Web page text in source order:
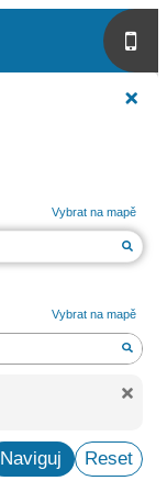
Vybrat na mapě
Vybrat na mapě
Naviguj Reset